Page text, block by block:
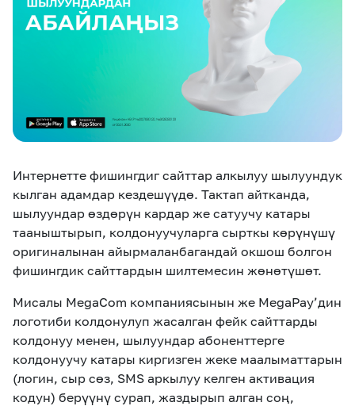
Соц. тармактар
Чалуулар жана
SMS
Компания
Жаңылыктар MEGAда иште
Өнөктөштөргө
Офис картасы
жана каптоо
Кызмат көрсөтүүлөр
MegaTV MegaPay MegaKassa
Интернетте фишингдиг сайттар алкылуу шылуундук
кылган адамдар кездешүүдө. Тактап айтканда,
шылуундар өздөрүн кардар же сатуучу катары
тааныштырып, колдонуучуларга сырткы көрүнүшү
оригиналынан айырмаланбагандай окшош болгон
фишингдик сайттардын шилтемесин жөнөтүшөт.
Мисалы MegaCom компаниясынын же MegaPay’дин
логотиби колдонулуп жасалган фейк сайттарды
колдонуу менен, шылуундар абоненттерге
колдонуучу катары киргизген жеке маалыматтарын
(логин, сыр сөз, SMS аркылуу келген активация
кодун) берүүнү сурап, жаздырып алган соң,